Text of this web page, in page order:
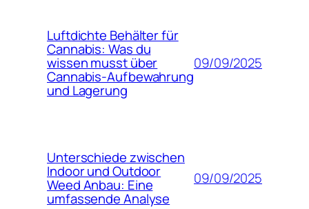
Luftdichte Behälter für
Cannabis: Was du
wissen musst über
Cannabis-Aufbewahrung
und Lagerung
09/09/2025
Unterschiede zwischen
Indoor und Outdoor
Weed Anbau: Eine
umfassende Analyse
09/09/2025